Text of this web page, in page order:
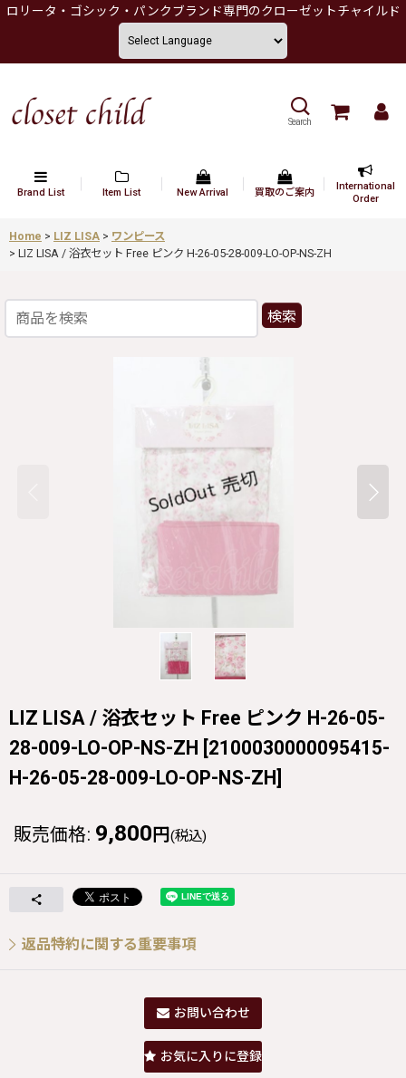
ロリータ・ゴシック・パンクブランド専門のクローゼットチャイルド
Search
Brand List Item List New Arrival 買取のご案内
International
Order
Home > LIZ LISA > ワンピース
> LIZ LISA / 浴衣セット Free ピンク H-26-05-28-009-LO-OP-NS-ZH
検索
LIZ LISA / 浴衣セット Free ピンク H-26-05-
28-009-LO-OP-NS-ZH [2100030000095415-
H-26-05-28-009-LO-OP-NS-ZH]
販売価格: 9,800 円 (税込)
返品特約に関する重要事項
お問い合わせ
お気に入りに登録